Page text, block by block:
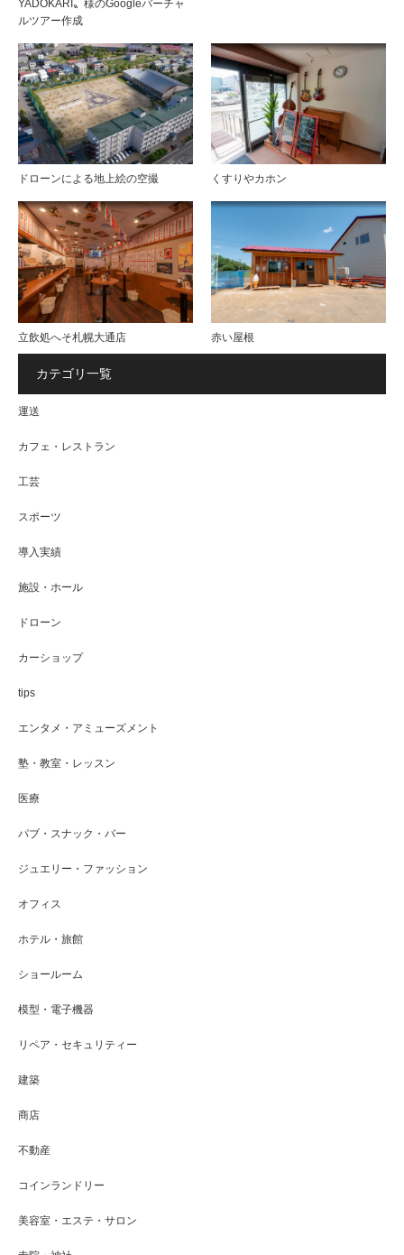
YADOKARI〟様のGoogleバーチャ
ルツアー作成
ドローンによる地上絵の空撮 くすりやカホン
立飲処へそ札幌大通店 赤い屋根
カテゴリ一覧
運送
カフェ・レストラン
工芸
スポーツ
導入実績
施設・ホール
ドローン
カーショップ
tips
エンタメ・アミューズメント
塾・教室・レッスン
医療
パブ・スナック・バー
ジュエリー・ファッション
オフィス
ホテル・旅館
ショールーム
模型・電子機器
リペア・セキュリティー
建築
商店
不動産
コインランドリー
美容室・エステ・サロン